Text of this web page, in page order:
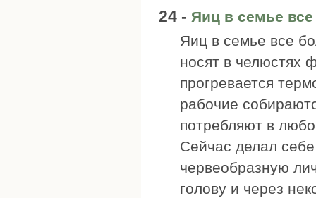
24 - Яиц в семье
Яиц в семье все
носят в челюстях
прогревается
рабочие
потребляют в
Сейчас делал
червеобразную
голову и через